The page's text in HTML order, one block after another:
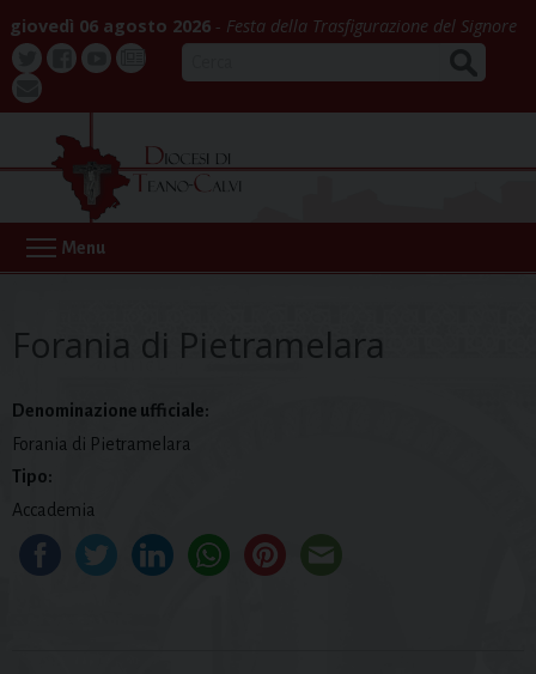
to
content
giovedì 06 agosto 2026 Festa della Trasfigurazione del Signore
Twitter
Buona
webmail
Menu
Forania di Pietramelara
Denominazione ufficiale:
Forania di Pietramelara
Tipo:
Accademia